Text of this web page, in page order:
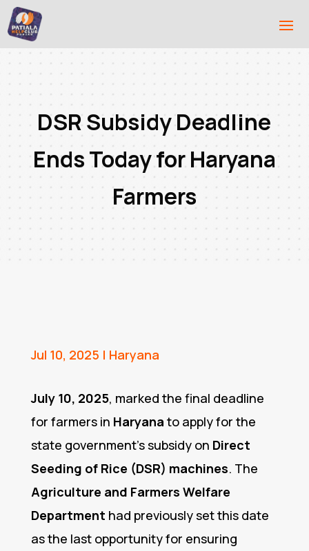
DSR Subsidy Deadline
Ends Today for Haryana
Farmers
Jul 10, 2025 | Haryana
July 10, 2025, marked the final deadline
for farmers in Haryana to apply for the
state government’s subsidy on Direct
Seeding of Rice (DSR) machines. The
Agriculture and Farmers Welfare
Department had previously set this date
as the last opportunity for ensuring